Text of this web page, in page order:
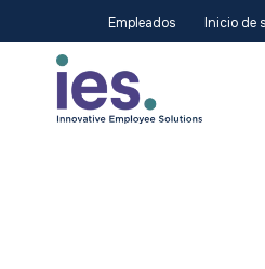
Empleados Inicio de